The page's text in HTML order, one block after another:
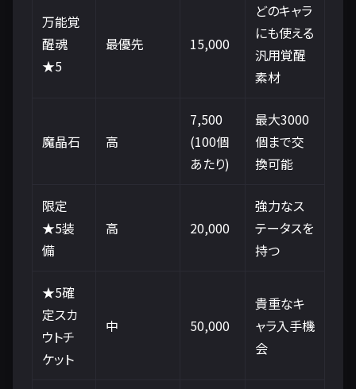
万能覚
醒魂
★5
最優先 15,000
どのキャラ
にも使える
汎用覚醒
素材
魔晶石 高
7,500
(100個
あたり)
最大3000
個まで交
換可能
限定
★5装
備
高 20,000
強力なス
テータスを
持つ
★5確
定スカ
ウトチ
ケット
中 50,000
貴重なキ
ャラ入手機
会